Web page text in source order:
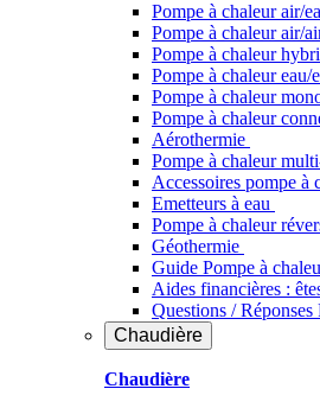
Pompe à chaleur air/
Pompe à chaleur air/
Pompe à chaleur
Pompe à chaleur​ eau/
Pompe à chaleur
Pompe à chaleur
Aérothermie
Pompe à chaleur
Accessoires pompe à
Emetteurs à eau
Pompe à chaleur
Géothermie
Guide Pompe à
Aides financières :
Questions / Réponses
Chaudière
Chaudière